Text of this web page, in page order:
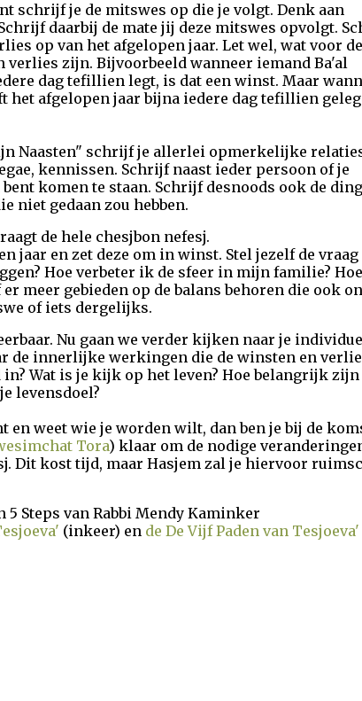
schrijf je de mitswes op die je volgt. Denk aan
daarbij de mate jij deze mitswes opvolgt.
op van het afgelopen jaar. Let wel, wat voor
verlies zijn. Bijvoorbeeld wanneer iemand Ba'al
dag tefillien legt, is dat een winst. Maar
het afgelopen jaar bijna iedere dag tefillien
Naasten" schrijf je allerlei opmerkelijke
kennissen. Schrijf naast ieder persoon of je
komen te staan. Schrijf desnoods ook de
niet gedaan zou hebben.
de hele chesjbon nefesj.
jaar en zet deze om in winst. Stel jezelf de
Hoe verbeter ik de sfeer in mijn familie?
meer gebieden op de balans behoren die ook
of iets dergelijks.
Nu gaan we verder kijken naar je
de innerlijke werkingen die de winsten en
in? Wat is je kijk op het leven? Hoe belangrijk
levensdoel?
en weet wie je worden wilt, dan ben je bij de
Tora) klaar om de nodige
Dit kost tijd, maar Hasjem zal je hiervoor
Steps van Rabbi Mendy Kaminker
(inkeer) en de De Vijf Paden van Tesjoeva'